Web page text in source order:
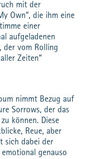
mit der
Own“, die ihm eine
einer
aufgeladenen
der vom Rolling
Zeiten“
nimmt Bezug auf
Sorrows, der das
können. Diese
Reue, aber
sich dabei der
genauso